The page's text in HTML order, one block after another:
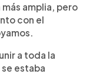
amplia, pero
con el
a toda la
estaba